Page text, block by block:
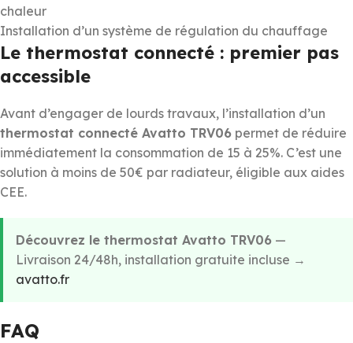
chaleur
Installation d’un système de régulation du chauffage
Le thermostat connecté : premier pas
accessible
Avant d’engager de lourds travaux, l’installation d’un
thermostat connecté Avatto TRV06 permet de réduire
immédiatement la consommation de 15 à 25%. C’est une
solution à moins de 50€ par radiateur, éligible aux aides
CEE.
Découvrez le thermostat Avatto TRV06 —
Livraison 24/48h, installation gratuite incluse →
avatto.fr
FAQ